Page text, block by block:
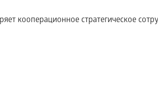
кооперационное стратегическое